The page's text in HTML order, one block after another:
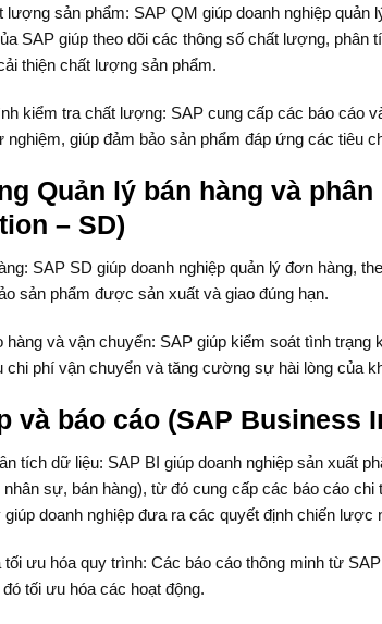
lượng sản phẩm: SAP QM giúp doanh nghiệp
SAP giúp theo dõi các thông số chất lượng,
thiện chất lượng sản phẩm.
kiểm tra chất lượng: SAP cung cấp các báo cáo
nghiệm, giúp đảm bảo sản phẩm đáp ứng các tiêu
Quản lý bán hàng và
– SD)
SAP SD giúp doanh nghiệp quản lý đơn hàng,
sản phẩm được sản xuất và giao đúng hạn.
hàng và vận chuyển: SAP giúp kiểm soát tình
chi phí vận chuyển và tăng cường sự hài lòng của
và báo cáo (SAP Business
tích dữ liệu: SAP BI giúp doanh nghiệp sản xuất
sự, bán hàng), từ đó cung cấp các báo cáo
doanh nghiệp đưa ra các quyết định chiến lược
ưu hóa quy trình: Các báo cáo thông minh từ
tối ưu hóa các hoạt động.